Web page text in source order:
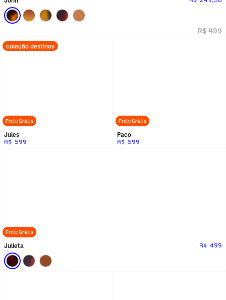
R$ 499
coleção destinos
Frete Grátis
Jules
R$ 599
Frete Grátis
Julieta R$ 499
Frete Grátis
Paco
R$ 599